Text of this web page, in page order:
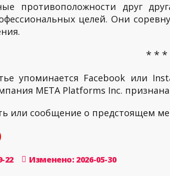
противоположности друг
целей. Они
* * *
упоминается Facebook или
META Platforms Inc. признана
или сообщение о предстоящем
22 Изменено: 2026-05-30